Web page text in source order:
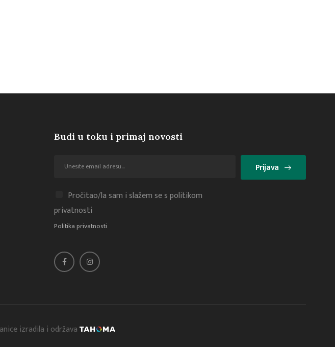
Budi u toku i primaj novosti
Pročitao/la sam i slažem se s politikom
privatnosti
Politika privatnosti
Prijava
izradila i održava